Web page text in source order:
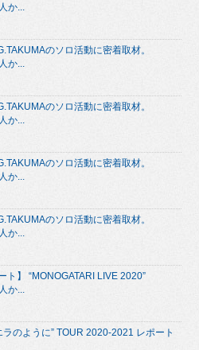
か...
のソロ活動に密着取材。
か...
のソロ活動に密着取材。
か...
のソロ活動に密着取材。
か...
のソロ活動に密着取材。
か...
ト】 “MONOGATARI LIVE 2020”
か...
ラのように” TOUR 2020-2021 レポート